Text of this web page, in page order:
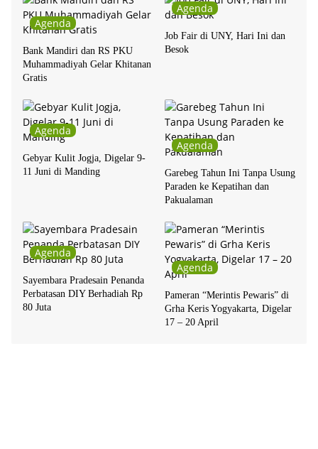
Agenda
Bank Mandiri dan RS PKU
Muhammadiyah Gelar Khitanan
Gratis
Agenda
Job Fair di UNY, Hari Ini dan
Besok
Agenda
Gebyar Kulit Jogja, Digelar 9-
11 Juni di Manding
Agenda
Garebeg Tahun Ini Tanpa Usung
Paraden ke Kepatihan dan
Pakualaman
Agenda
Sayembara Pradesain Penanda
Perbatasan DIY Berhadiah Rp
80 Juta
Agenda
Pameran “Merintis Pewaris” di
Grha Keris Yogyakarta, Digelar
17 – 20 April